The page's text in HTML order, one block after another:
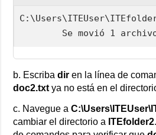
Se movió 1
b. Escribadir en la línea de
doc2.txt ya no está en el
c. Navegue a
cambiar el directorio a ITEfolder2